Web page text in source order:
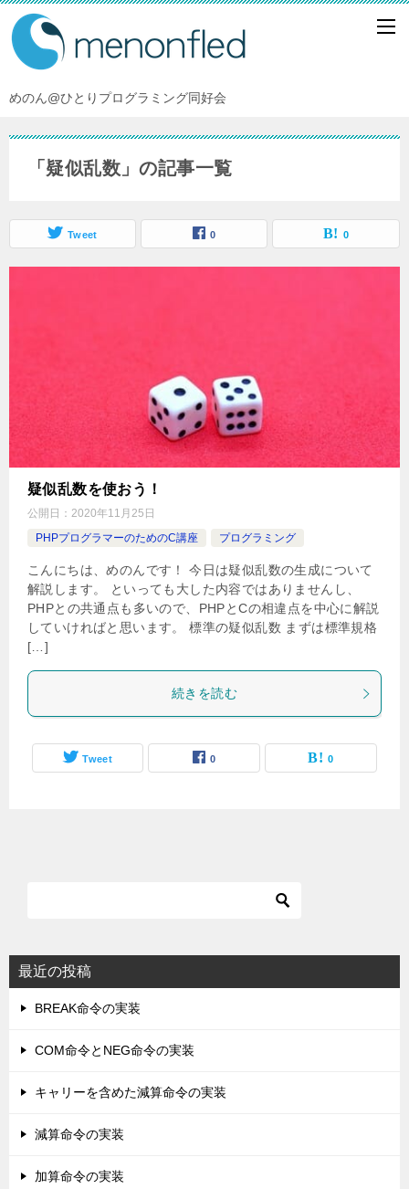
めのん@ひとりプログラミング同好会
「疑似乱数」の記事一覧
Tweet 0 0
疑似乱数を使おう！
公開日： 2020年11月25日
PHPプログラマーのためのC講座
プログラミング
こんにちは、めのんです！ 今日は疑似乱数の生成について
解説します。 といっても大した内容ではありませんし、
PHPとの共通点も多いので、PHPとCの相違点を中心に解説
していければと思います。 標準の疑似乱数 まずは標準規格
[…]
続きを読む
Tweet 0 0
最近の投稿
BREAK命令の実装
COM命令とNEG命令の実装
キャリーを含めた減算命令の実装
減算命令の実装
加算命令の実装